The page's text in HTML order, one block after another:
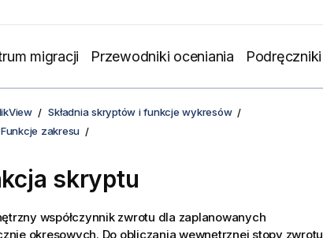
migracji Przewodniki oceniania Podręczniki
Składnia skryptów i funkcje wykresów
Funkcje zakresu
skryptu
współczynnik zwrotu dla zaplanowanych
okresowych. Do obliczania wewnętrznej stopy zwrotu